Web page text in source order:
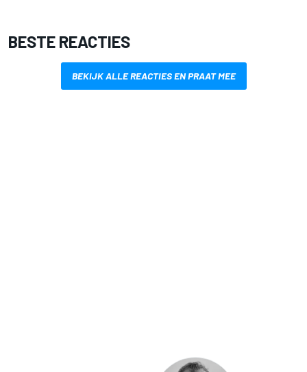
BESTE REACTIES
BEKIJK ALLE REACTIES EN PRAAT MEE